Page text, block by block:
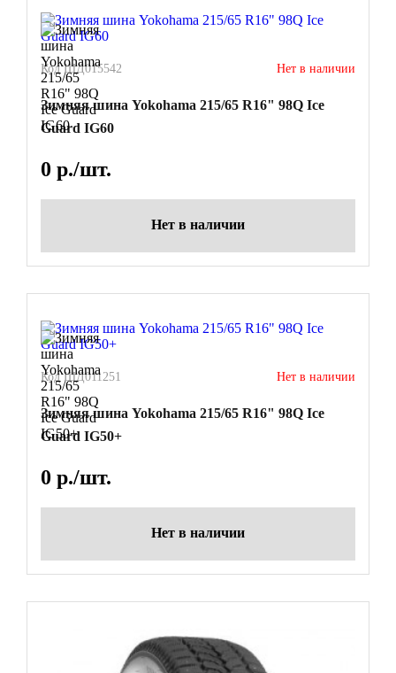
Код ШД015542 Нет в наличии
Зимняя шина Yokohama 215/65 R16" 98Q Ice
Guard IG60
0 р./шт.
Нет в наличии
Код ШД011251 Нет в наличии
Зимняя шина Yokohama 215/65 R16" 98Q Ice
Guard IG50+
0 р./шт.
Нет в наличии